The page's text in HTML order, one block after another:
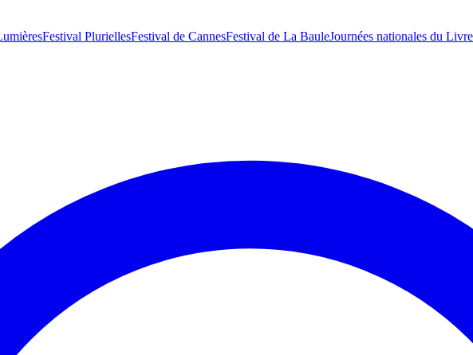
Festival PluriellesFestival de CannesFestival de La BauleJournées nationales du